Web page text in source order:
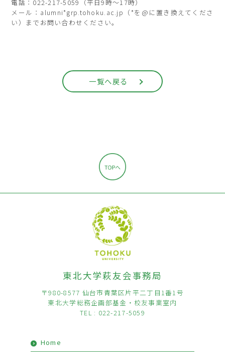
電話：022-217-5059（平日9時～17時）
メール：alumni*grp.tohoku.ac.jp（*を@に置き換えてくださ
い）までお問い合わせください。
一覧へ戻る
東北大学萩友会事務局
〒980-8577 仙台市青葉区片平二丁目1番1号
東北大学総務企画部基金・校友事業室内
TEL : 022-217-5059
Home